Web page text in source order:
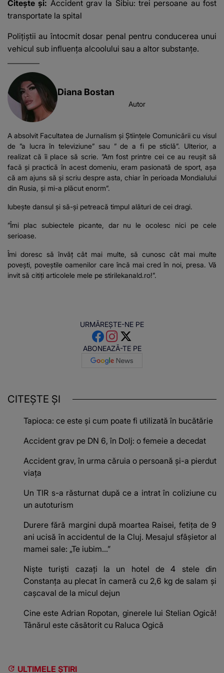
Citește și: Accident grav la Sibiu: trei persoane au fost
transportate la spital
Poliţiştii au întocmit dosar penal pentru conducerea unui
vehicul sub influenţa alcoolului sau a altor substanţe.
Diana Bostan
Autor
A absolvit Facultatea de Jurnalism și Științele Comunicării cu visul
de ”a lucra în televiziune” sau ” de a fi pe sticlă”. Ulterior, a
realizat că îi place să scrie. ”Am fost printre cei ce au reușit să
facă și practică în acest domeniu, eram pasionată de sport, așa
că am ajuns să și scriu despre asta, chiar în perioada Mondialului
din Rusia, și mi-a plăcut enorm”.
Iubește dansul și să-și petreacă timpul alături de cei dragi.
”Îmi plac subiectele picante, dar nu le ocolesc nici pe cele
serioase.
Îmi doresc să învăț cât mai multe, să cunosc cât mai multe
povești, poveștile oamenilor care încă mai cred în noi, presa. Vă
invit să citiți articolele mele pe stirilekanald.ro!”.
URMĂREȘTE-NE PE
ABONEAZĂ-TE PE
CITEȘTE ȘI
Tapioca: ce este și cum poate fi utilizată în bucătărie
Accident grav pe DN 6, în Dolj: o femeie a decedat
Accident grav, în urma căruia o persoană și-a pierdut
viața
Un TIR s-a răsturnat după ce a intrat în coliziune cu
un autoturism
Durere fără margini după moartea Raisei, fetița de 9
ani ucisă în accidentul de la Cluj. Mesajul sfâșietor al
mamei sale: „Te iubim…”
Niște turiști cazați la un hotel de 4 stele din
Constanța au plecat în cameră cu 2,6 kg de salam și
cașcaval de la micul dejun
Cine este Adrian Ropotan, ginerele lui Stelian Ogică!
Tânărul este căsătorit cu Raluca Ogică
ULTIMELE ȘTIRI